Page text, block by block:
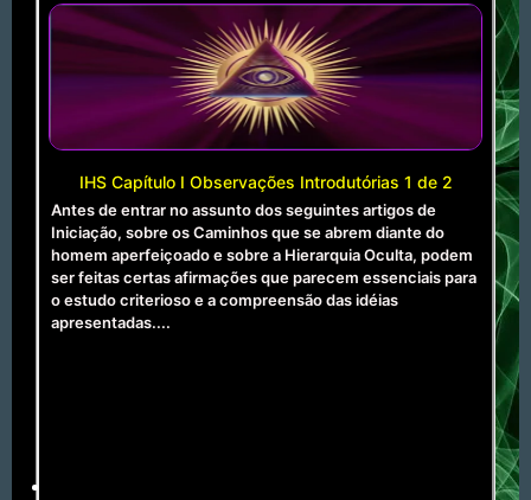
IHS Capítulo I Observações Introdutórias 1 de 2
Antes de entrar no assunto dos seguintes artigos de
Iniciação, sobre os Caminhos que se abrem diante do
homem aperfeiçoado e sobre a Hierarquia Oculta, podem
ser feitas certas afirmações que parecem essenciais para
o estudo criterioso e a compreensão das idéias
apresentadas....